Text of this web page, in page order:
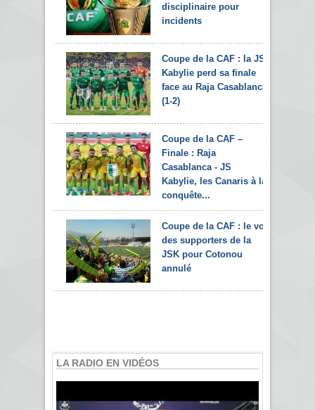
disciplinaire pour
incidents
Coupe de la CAF : la JS
Kabylie perd sa finale
face au Raja Casablanca
(1-2)
Coupe de la CAF –
Finale : Raja
Casablanca - JS
Kabylie, les Canaris à la
conquête...
Coupe de la CAF : le vol
des supporters de la
JSK pour Cotonou
annulé
LA RADIO EN VIDÉOS